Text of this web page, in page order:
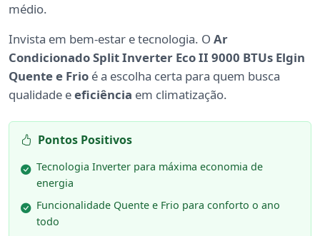
médio.
Invista em bem-estar e tecnologia. O Ar
Condicionado Split Inverter Eco II 9000 BTUs Elgin
Quente e Frio é a escolha certa para quem busca
qualidade eeficiência em climatização.
Pontos Positivos
Tecnologia Inverter para máxima economia de
energia
Funcionalidade Quente e Frio para conforto o ano
todo